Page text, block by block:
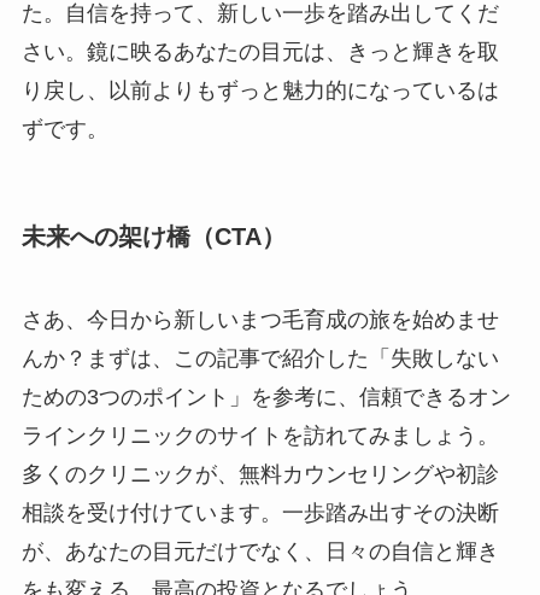
た。自信を持って、新しい一歩を踏み出してくだ
さい。鏡に映るあなたの目元は、きっと輝きを取
り戻し、以前よりもずっと魅力的になっているは
ずです。
未来への架け橋（CTA）
さあ、今日から新しいまつ毛育成の旅を始めませ
んか？まずは、この記事で紹介した「失敗しない
ための3つのポイント」を参考に、信頼できるオン
ラインクリニックのサイトを訪れてみましょう。
多くのクリニックが、無料カウンセリングや初診
相談を受け付けています。一歩踏み出すその決断
が、あなたの目元だけでなく、日々の自信と輝き
をも変える、最高の投資となるでしょう。